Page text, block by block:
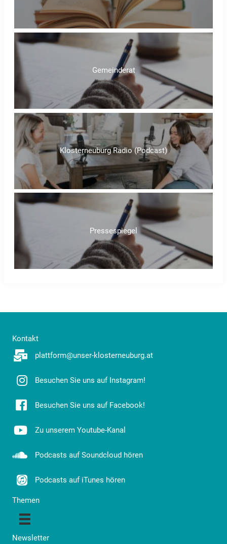
Gemeinderat
Klosterneuburg Radio (Podcast)
Pressespiegel
Kontakt
plattform@unser-klosterneuburg.at
Besuchen Sie uns auf Instagram!
Besuchen Sie uns auf Facebook!
Zu unserem Youtube-Kanal
Podcasts auf Soundcloud hören
Podcasts auf iTunes hören
Themen
Newsletter